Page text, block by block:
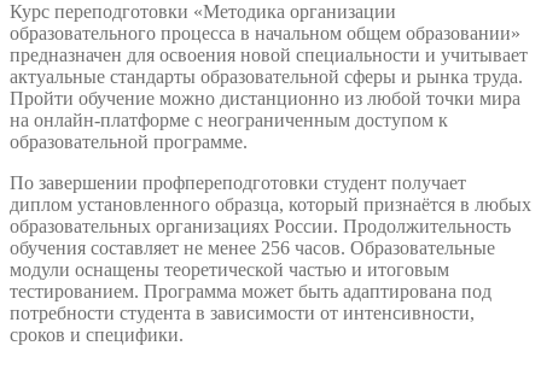
Курс переподготовки «Методика организации
образовательного процесса в начальном общем образовании»
предназначен для освоения новой специальности и учитывает
актуальные стандарты образовательной сферы и рынка труда.
Пройти обучение можно дистанционно из любой точки мира
на онлайн-платформе с неограниченным доступом к
образовательной программе.
По завершении профпереподготовки студент получает
диплом установленного образца, который признаётся в любых
образовательных организациях России. Продолжительность
обучения составляет не менее 256 часов. Образовательные
модули оснащены теоретической частью и итоговым
тестированием. Программа может быть адаптирована под
потребности студента в зависимости от интенсивности,
сроков и специфики.